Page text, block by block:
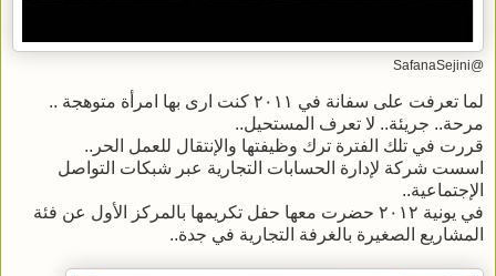
@SafanaSejini
لما تعرفت على سفانة في ٢٠١١ كنت ارى بها امرأة متوهجة ..
مرحة.. جريئة.. لا تعرف المستحيل..
قررت في تلك الفترة ترك وظيفتها والإنتقال للعمل الحر..
اسست شركة لإدارة الحسابات التجارية عبر شبكات التواصل
الإجتماعية..
في يونية ٢٠١٢ حضرت معها حفل تكريمها بالمركز الأول عن فئة
المشاريع الصغيرة بالغرفة التجارية في جدة..